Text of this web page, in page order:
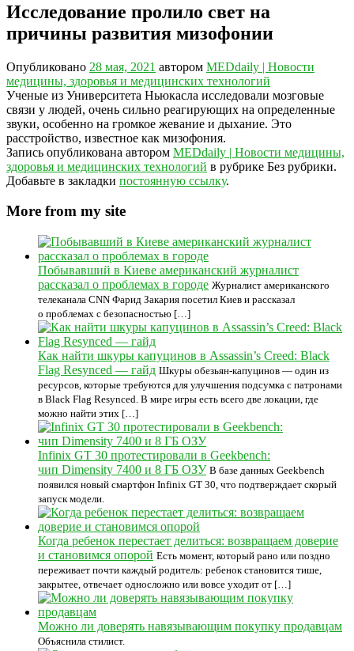
Исследование пролило свет на
причины развития мизофонии
Опубликовано 28 мая, 2021 автором MEDdaily | Hовости
медицины, здоровья и медицинских технологий
Ученые из Университета Ньюкасла исследовали мозговые
связи у людей, очень сильно реагирующих на определенные
звуки, особенно на громкое жевание и дыхание. Это
расстройство, известное как мизофония.
Запись опубликована автором MEDdaily | Hовости медицины,
здоровья и медицинских технологий в рубрике Без рубрики.
Добавьте в закладки постоянную ссылку.
More from my site
Побывавший в Киеве американский журналист
рассказал о проблемах в городе Журналист американского
телеканала CNN Фарид Закария посетил Киев и рассказал
о проблемах с безопасностью […]
Как найти шкуры капуцинов в Assassin’s Creed: Black
Flag Resynced — гайд Шкуры обезьян-капуцинов — один из
ресурсов, которые требуются для улучшения подсумка с патронами
в Black Flag Resynced. В мире игры есть всего две локации, где
можно найти этих […]
Infinix GT 30 протестировали в Geekbench:
чип Dimensity 7400 и 8 ГБ ОЗУ В базе данных Geekbench
появился новый смартфон Infinix GT 30, что подтверждает скорый
запуск модели.
Когда ребенок перестает делиться: возвращаем доверие
и становимся опорой Есть момент, который рано или поздно
переживает почти каждый родитель: ребенок становится тише,
закрытее, отвечает односложно или вовсе уходит от […]
Можно ли доверять навязывающим покупку продавцам
Объяснила стилист.